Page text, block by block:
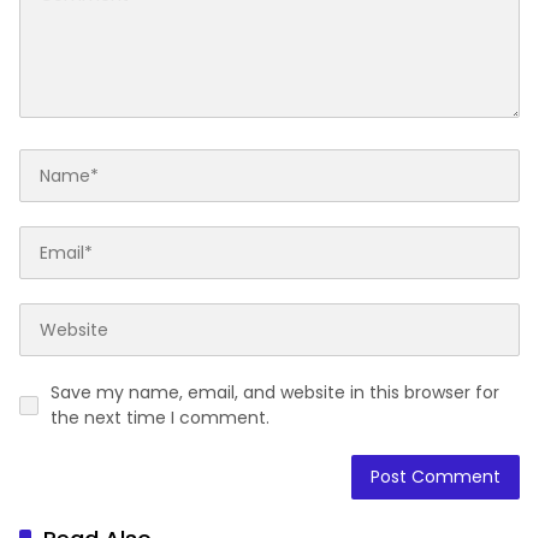
Save my name, email, and website in this browser for
the next time I comment.